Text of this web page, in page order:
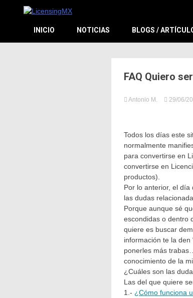
INICIO
NOTICIAS BLOGS /
FAQ Quiero
Antonio M.
29/06/
Todos los días este
normalmente
para convertirse en
convertirse en
productos).
Por lo anterior, el
las dudas
Porque aunque sé
escondidas o dentro
quiere es buscar
información te la
ponerles más
conocimiento de la
¿Cuáles son las
Las del que quiere
1.- ¿Cómo funciona